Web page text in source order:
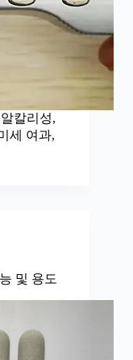
칼리성,
세 여과,
및 용도